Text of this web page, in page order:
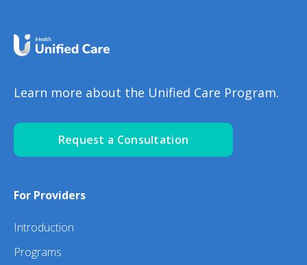
Learn more about the Unified Care Program.
Request a Consultation
For Providers
Introduction
Programs